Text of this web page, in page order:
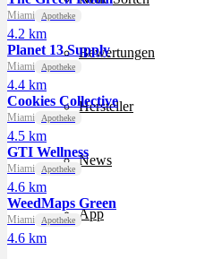
Bewertungen
Hersteller
News
App
Miami Apotheke
4.2 km
Planet 13 Supply
Miami Apotheke
4.4 km
Cookies Collective
Miami Apotheke
4.5 km
GTI Wellness
Miami Apotheke
4.6 km
WeedMaps Green
Miami Apotheke
4.6 km